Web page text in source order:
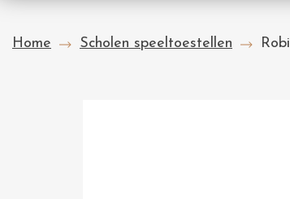
Home Scholen speeltoestellen